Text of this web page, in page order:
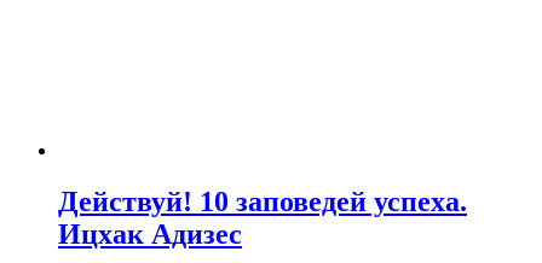
Действуй! 10 заповедей успеха.
Ицхак Адизес